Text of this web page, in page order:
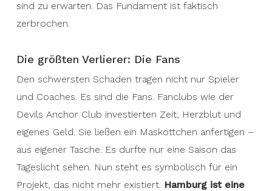
sind zu erwarten. Das Fundament ist faktisch
zerbrochen.
Die größten Verlierer: Die Fans
Den schwersten Schaden tragen nicht nur Spieler
und Coaches. Es sind die Fans. Fanclubs wie der
Devils Anchor Club investierten Zeit, Herzblut und
eigenes Geld. Sie ließen ein Maskottchen anfertigen –
aus eigener Tasche. Es durfte nur eine Saison das
Tageslicht sehen. Nun steht es symbolisch für ein
Projekt, das nicht mehr existiert. Hamburg ist eine